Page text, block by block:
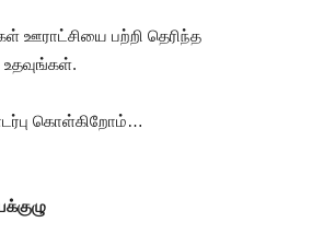
ஊராட்சியை பற்றி தெரிந்த
கொள்கிறோம்…